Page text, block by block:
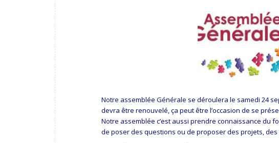
Notre assemblée Générale se déroulera le samedi 24
devra être renouvelé, ça peut être l’occasion de se
Notre assemblée c’est aussi prendre connaissance du
de poser des questions ou de proposer des projets,